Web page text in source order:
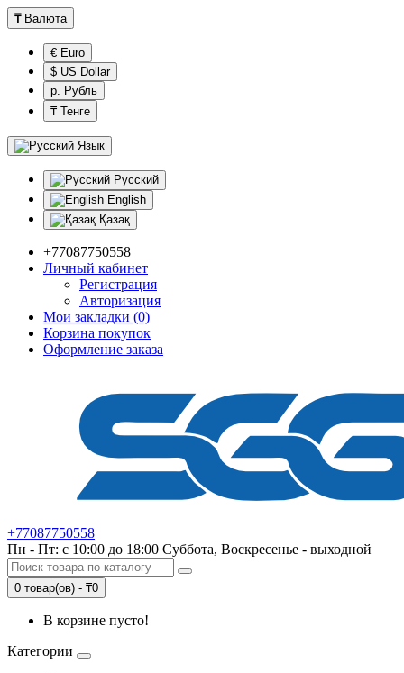
₸ Валюта
€ Euro
$ US Dollar
р. Рубль
₸ Тенге
Язык
Русский
English
Қазақ
+77087750558
Личный кабинет
Регистрация
Авторизация
Мои закладки (0)
Корзина покупок
Оформление заказа
+77087750558
Пн - Пт: с 10:00 до 18:00 Суббота, Воскресенье - выходной
0 товар(ов) - ₸0
В корзине пусто!
Категории